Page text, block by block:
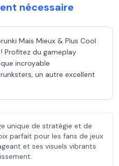
nécessaire
Mais Mieux & Plus Cool
Profitez du gameplay
incroyable
un autre excellent
unique de stratégie et de
parfait pour les fans de jeux
et ses visuels vibrants